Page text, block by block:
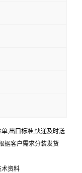
,出口标准,快递及时送
据客户需求分装发货
术资料